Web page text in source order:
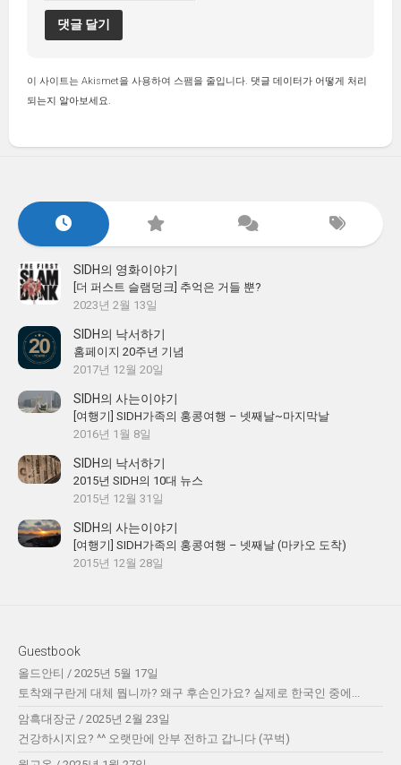
이 사이트는 Akismet을 사용하여 스팸을 줄입니다. 댓글 데이터가 어떻게 처리
되는지 알아보세요.
SIDH의 영화이야기
[더 퍼스트 슬램덩크] 추억은 거들 뿐?
2023년 2월 13일
SIDH의 낙서하기
홈페이지 20주년 기념
2017년 12월 20일
SIDH의 사는이야기
[여행기] SIDH가족의 홍콩여행 – 넷째날~마지막날
2016년 1월 8일
SIDH의 낙서하기
2015년 SIDH의 10대 뉴스
2015년 12월 31일
SIDH의 사는이야기
[여행기] SIDH가족의 홍콩여행 – 넷째날 (마카오 도착)
2015년 12월 28일
Guestbook
올드안티 / 2025년 5월 17일
토착왜구란게 대체 뭡니까? 왜구 후손인가요? 실제로 한국인 중에...
암흑대장군 / 2025년 2월 23일
건강하시지요? ^^ 오랫만에 안부 전하고 갑니다 (꾸벅)